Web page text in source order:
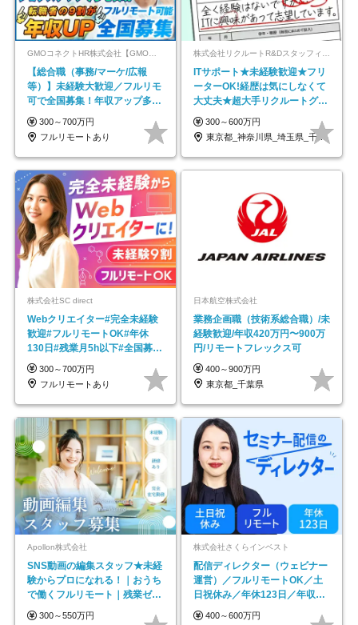
GMOコネクトHR株式会社【GMOインターネットグループ】
【総合職（事務/マーケ/広報
等）】未経験大歓迎／フルリモ
可で全国募集！年収アップ多数
★年休最大130日★
300～700万円
フルリモートあり
株式会社リクルートR&Dスタッフィング【リクルートグループ】
ITサポート★未経験歓迎★フリ
ーターOK!経歴は気にしなくて
大丈夫★超大手リクルートグル
ープの正社員/sg
300～600万円
東京都_神奈川県_埼玉県_千葉県_大阪府…
株式会社SC direct
Webクリエイター#完全未経験
歓迎#フルリモートOK#年休
130日#残業月5h以下#全国募集
#最大1年の研修
300～700万円
フルリモートあり
日本航空株式会社
業務企画職（技術系総合職）/未
経験歓迎/年収420万円〜900万
円/リモートフレックス可
400～900万円
東京都_千葉県
Apollon株式会社
SNS動画の編集スタッフ★未経
験からプロになれる！｜おうち
で働くフルリモート｜残業ゼロ
で18時退勤◎
300～550万円
株式会社さくらインベスト
配信ディレクター（ウェビナー
運営）／フルリモートOK／土
日祝休み／年休123日／年収
600万円可
400～600万円